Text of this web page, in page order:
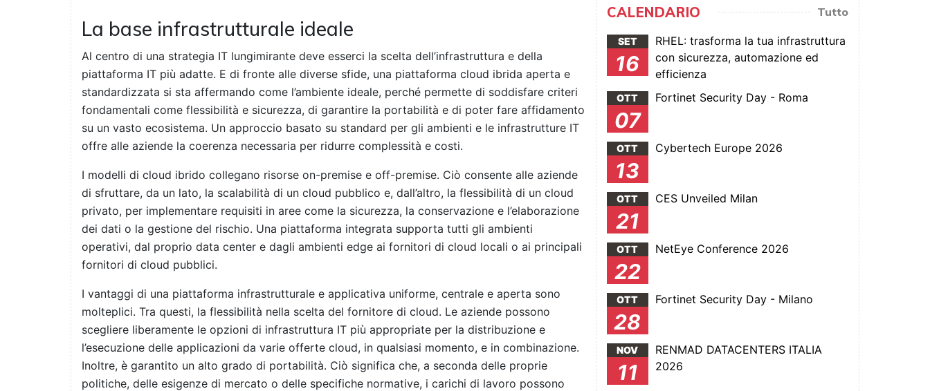
La base infrastrutturale ideale
Al centro di una strategia IT lungimirante deve esserci la scelta dell’infrastruttura e della
piattaforma IT più adatte. E di fronte alle diverse sfide, una piattaforma cloud ibrida aperta e
standardizzata si sta affermando come l’ambiente ideale, perché permette di soddisfare criteri
fondamentali come flessibilità e sicurezza, di garantire la portabilità e di poter fare affidamento
su un vasto ecosistema. Un approccio basato su standard per gli ambienti e le infrastrutture IT
offre alle aziende la coerenza necessaria per ridurre complessità e costi.
I modelli di cloud ibrido collegano risorse on-premise e off-premise. Ciò consente alle aziende
di sfruttare, da un lato, la scalabilità di un cloud pubblico e, dall’altro, la flessibilità di un cloud
privato, per implementare requisiti in aree come la sicurezza, la conservazione e l’elaborazione
dei dati o la gestione del rischio. Una piattaforma integrata supporta tutti gli ambienti
operativi, dal proprio data center e dagli ambienti edge ai fornitori di cloud locali o ai principali
fornitori di cloud pubblici.
I vantaggi di una piattaforma infrastrutturale e applicativa uniforme, centrale e aperta sono
molteplici. Tra questi, la flessibilità nella scelta del fornitore di cloud. Le aziende possono
scegliere liberamente le opzioni di infrastruttura IT più appropriate per la distribuzione e
l’esecuzione delle applicazioni da varie offerte cloud, in qualsiasi momento, e in combinazione.
Inoltre, è garantito un alto grado di portabilità. Ciò significa che, a seconda delle proprie
politiche, delle esigenze di mercato o delle specifiche normative, i carichi di lavoro possono
CALENDARIO Tutto
SET
16
RHEL: trasforma la tua infrastruttura
con sicurezza, automazione ed
efficienza
OTT
07
Fortinet Security Day - Roma
OTT
13
Cybertech Europe 2026
OTT
21
CES Unveiled Milan
OTT
22
NetEye Conference 2026
OTT
28
Fortinet Security Day - Milano
NOV
11
RENMAD DATACENTERS ITALIA
2026